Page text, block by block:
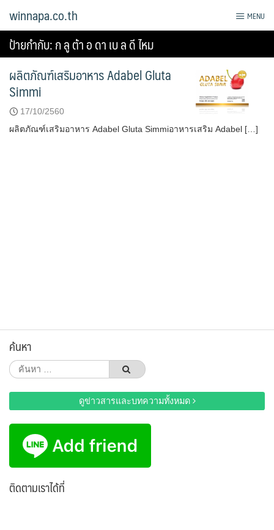
winnapa.co.th MENU
ป้ายกำกับ:ก ลู ต้า อ ดา เบ ล ดี ไหม
ผลิตภัณฑ์เสริมอาหาร Adabel Gluta
Simmi
17/10/2560
ผลิตภัณฑ์เสริมอาหาร Adabel Gluta Simmiอาหารเสริม Adabel […]
ค้นหา
ค้นหา
สำหรับ:
ดูข่าวสารและบทความทั้งหมด
ติดตามเราได้ที่